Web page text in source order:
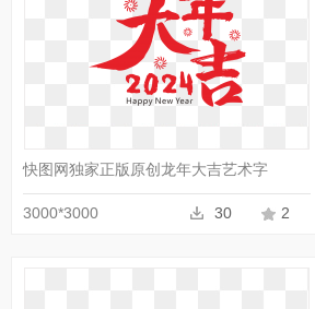
快图网独家正版原创龙年大吉艺术字
3000*3000 30 2
收藏